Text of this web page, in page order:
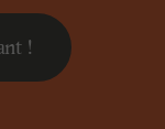
!